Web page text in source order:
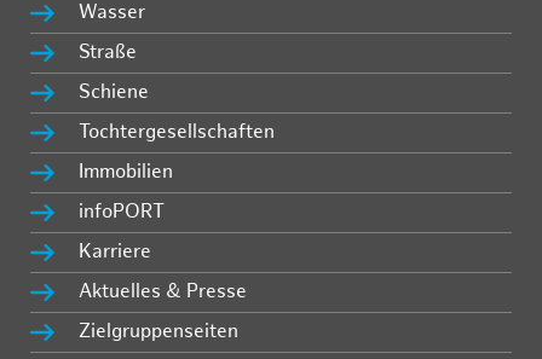
Wasser
Straße
Schiene
Tochtergesellschaften
Immobilien
infoPORT
Karriere
Aktuelles & Presse
Zielgruppenseiten